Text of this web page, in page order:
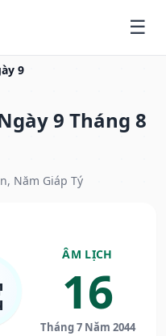
9
9 Tháng 8
Năm Giáp Tý
ÂM LỊCH
16
Tháng 7 Năm 2044